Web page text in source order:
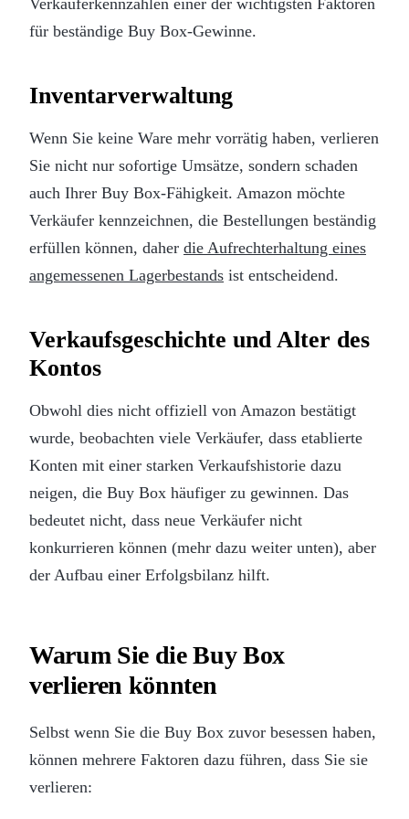
für beständige Buy Box-Gewinne.
Inventarverwaltung
Wenn Sie keine Ware mehr vorrätig haben, verlieren
Sie nicht nur sofortige Umsätze, sondern schaden
auch Ihrer Buy Box-Fähigkeit. Amazon möchte
Verkäufer kennzeichnen, die Bestellungen beständig
erfüllen können, daher die Aufrechterhaltung eines
angemessenen Lagerbestands ist entscheidend.
Verkaufsgeschichte und Alter des
Kontos
Obwohl dies nicht offiziell von Amazon bestätigt
wurde, beobachten viele Verkäufer, dass etablierte
Konten mit einer starken Verkaufshistorie dazu
neigen, die Buy Box häufiger zu gewinnen. Das
bedeutet nicht, dass neue Verkäufer nicht
konkurrieren können (mehr dazu weiter unten), aber
der Aufbau einer Erfolgsbilanz hilft.
Warum Sie die Buy Box
verlieren könnten
Selbst wenn Sie die Buy Box zuvor besessen haben,
können mehrere Faktoren dazu führen, dass Sie sie
verlieren: